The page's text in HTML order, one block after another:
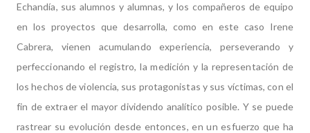
Echandía, sus alumnos y alumnas, y los compañeros de equipo
en los proyectos que desarrolla, como en este caso Irene
Cabrera, vienen acumulando experiencia, perseverando y
perfeccionando el registro, la medición y la representación de
los hechos de violencia, sus protagonistas y sus víctimas, con el
fin de extraer el mayor dividendo analítico posible. Y se puede
rastrear su evolución desde entonces, en un esfuerzo que ha